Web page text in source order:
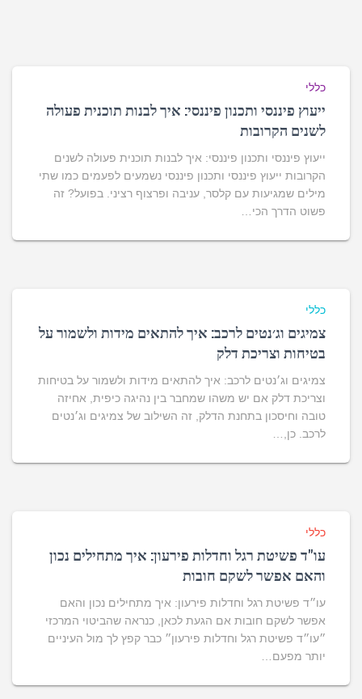
כללי
ייעוץ פיננסי ותכנון פיננסי: איך לבנות תוכנית פעולה
לשנים הקרובות
ייעוץ פיננסי ותכנון פיננסי: איך לבנות תוכנית פעולה לשנים
הקרובות ייעוץ פיננסי ותכנון פיננסי נשמעים לפעמים כמו שתי
מילים שמגיעות עם קלסר, עניבה ופרצוף רציני. בפועל? זה
פשוט הדרך הכי…
כללי
צמיגים וג׳נטים לרכב: איך להתאים מידות ולשמור על
בטיחות וצריכת דלק
צמיגים וג׳נטים לרכב: איך להתאים מידות ולשמור על בטיחות
וצריכת דלק אם יש משהו שמחבר בין נהיגה כיפית, אחיזה
טובה וחיסכון בתחנת הדלק, זה השילוב של צמיגים וג׳נטים
לרכב. כן,…
כללי
עו"ד פשיטת רגל וחדלות פירעון: איך מתחילים נכון
והאם אפשר לשקם חובות
עו״ד פשיטת רגל וחדלות פירעון: איך מתחילים נכון והאם
אפשר לשקם חובות אם הגעת לכאן, כנראה שהביטוי המרכזי
״עו״ד פשיטת רגל וחדלות פירעון״ כבר קפץ לך מול העיניים
יותר מפעם…